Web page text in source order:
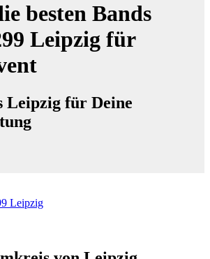
besten Bands
Leipzig für
Leipzig für Deine
Leipzig